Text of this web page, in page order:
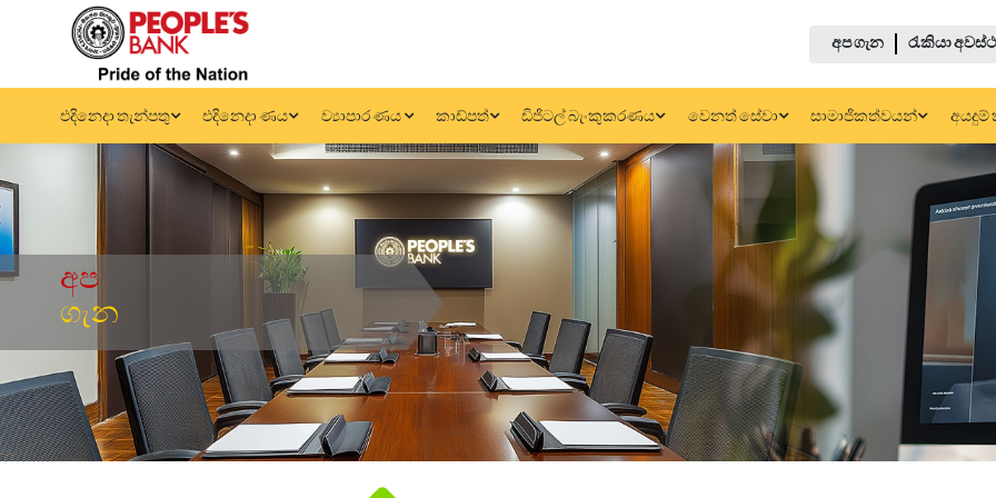
අප ගැන රැකියා
එදිනෙදා තැන්පතු එදිනෙදා ණය ව්‍යාපාර ණය කාඩ්පත් ඩිජිටල් බැංකුකරණය වෙනත් සේවා සාමාජිකත්වයන් අයදුම්
අප
ගැන